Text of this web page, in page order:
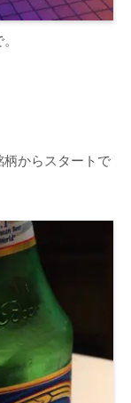
柄からスタートで